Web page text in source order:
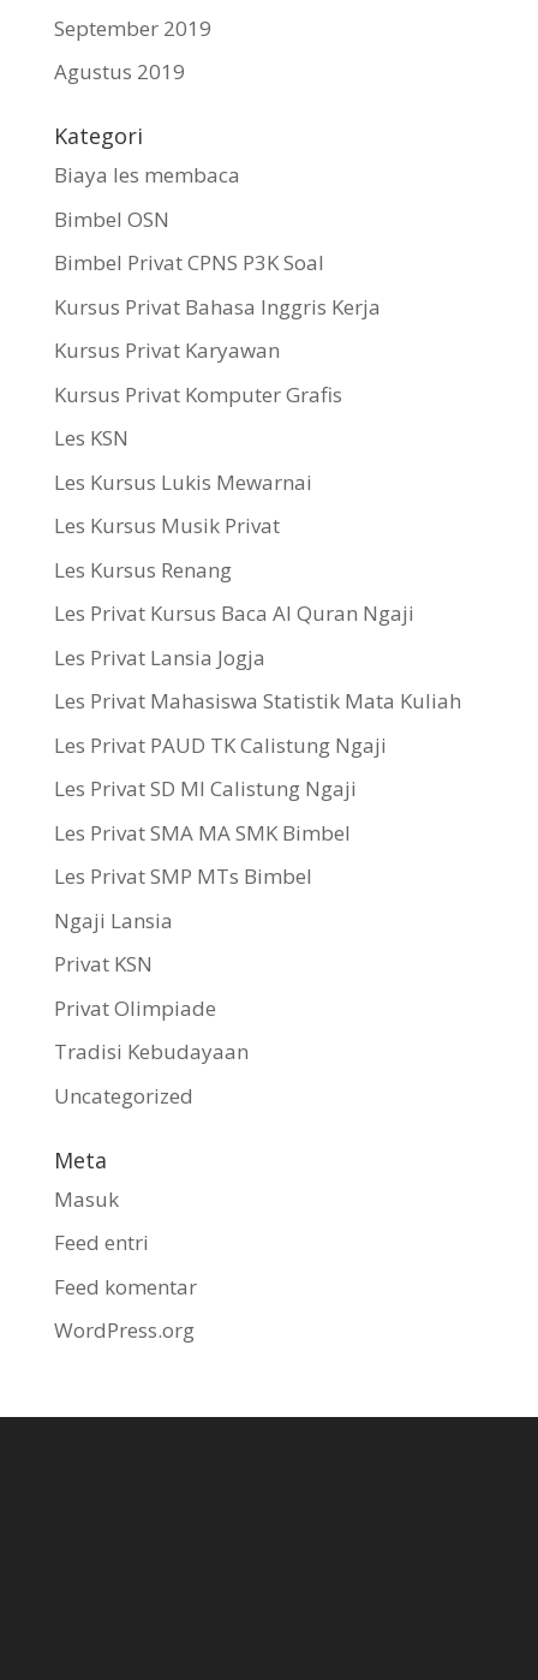
September 2019
Agustus 2019
Kategori
Biaya les membaca
Bimbel OSN
Bimbel Privat CPNS P3K Soal
Kursus Privat Bahasa Inggris Kerja
Kursus Privat Karyawan
Kursus Privat Komputer Grafis
Les KSN
Les Kursus Lukis Mewarnai
Les Kursus Musik Privat
Les Kursus Renang
Les Privat Kursus Baca Al Quran Ngaji
Les Privat Lansia Jogja
Les Privat Mahasiswa Statistik Mata Kuliah
Les Privat PAUD TK Calistung Ngaji
Les Privat SD MI Calistung Ngaji
Les Privat SMA MA SMK Bimbel
Les Privat SMP MTs Bimbel
Ngaji Lansia
Privat KSN
Privat Olimpiade
Tradisi Kebudayaan
Uncategorized
Meta
Masuk
Feed entri
Feed komentar
WordPress.org